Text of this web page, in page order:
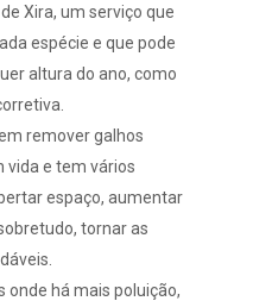
Xira, um serviço que
espécie e que pode
altura do ano, como
remover galhos
vida e tem vários
espaço, aumentar
tornar as
onde há mais poluição,